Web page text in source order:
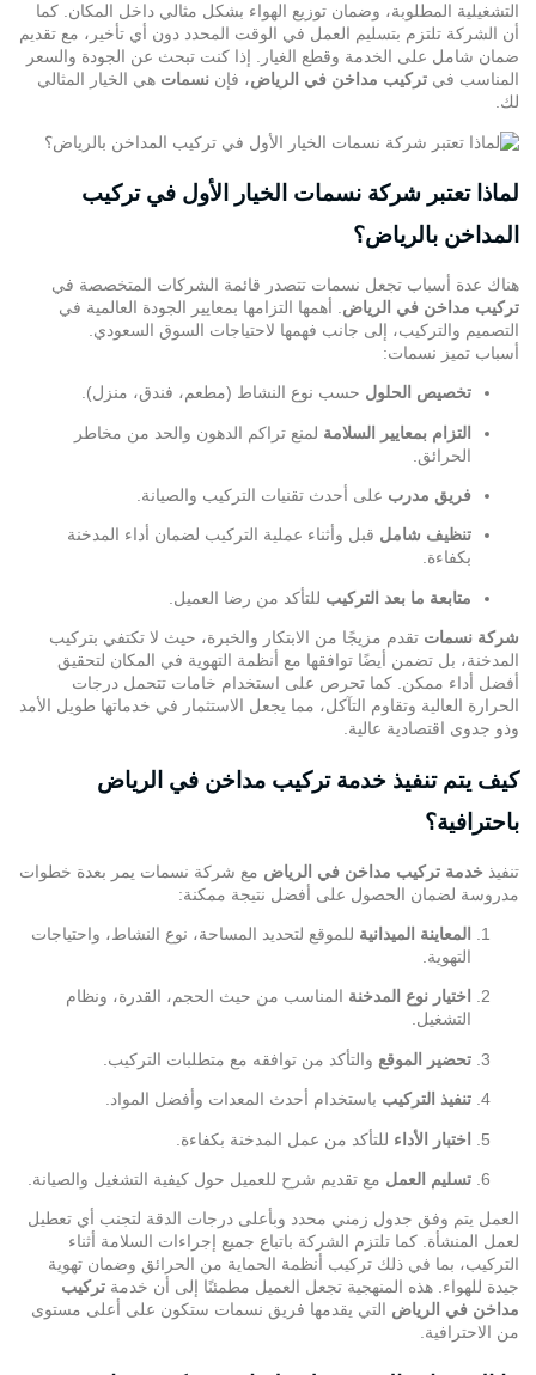
التشغيلية المطلوبة، وضمان توزيع الهواء بشكل مثالي داخل المكان. كما
أن الشركة تلتزم بتسليم العمل في الوقت المحدد دون أي تأخير، مع تقديم
ضمان شامل على الخدمة وقطع الغيار. إذا كنت تبحث عن الجودة والسعر
المناسب في تركيب مداخن في الرياض، فإن نسمات هي الخيار المثالي
لك.
لماذا تعتبر شركة نسمات الخيار الأول في تركيب
المداخن بالرياض؟
هناك عدة أسباب تجعل نسمات تتصدر قائمة الشركات المتخصصة في
تركيب مداخن في الرياض . أهمها التزامها بمعايير الجودة العالمية في
التصميم والتركيب، إلى جانب فهمها لاحتياجات السوق السعودي.
أسباب تميز نسمات:
تخصيص الحلول حسب نوع النشاط (مطعم، فندق، منزل).
التزام بمعايير السلامة لمنع تراكم الدهون والحد من مخاطر
الحرائق.
فريق مدرب على أحدث تقنيات التركيب والصيانة.
تنظيف شامل قبل وأثناء عملية التركيب لضمان أداء المدخنة
بكفاءة.
متابعة ما بعد التركيب للتأكد من رضا العميل.
شركة نسمات تقدم مزيجًا من الابتكار والخبرة، حيث لا تكتفي بتركيب
المدخنة، بل تضمن أيضًا توافقها مع أنظمة التهوية في المكان لتحقيق
أفضل أداء ممكن. كما تحرص على استخدام خامات تتحمل درجات
الحرارة العالية وتقاوم التآكل، مما يجعل الاستثمار في خدماتها طويل الأمد
وذو جدوى اقتصادية عالية.
كيف يتم تنفيذ خدمة تركيب مداخن في الرياض
باحترافية؟
تنفيذ خدمة تركيب مداخن في الرياض مع شركة نسمات يمر بعدة خطوات
مدروسة لضمان الحصول على أفضل نتيجة ممكنة:
المعاينة الميدانية للموقع لتحديد المساحة، نوع النشاط، واحتياجات
التهوية.
اختيار نوع المدخنة المناسب من حيث الحجم، القدرة، ونظام
التشغيل.
تحضير الموقع والتأكد من توافقه مع متطلبات التركيب.
تنفيذ التركيب باستخدام أحدث المعدات وأفضل المواد.
اختبار الأداء للتأكد من عمل المدخنة بكفاءة.
تسليم العمل مع تقديم شرح للعميل حول كيفية التشغيل والصيانة.
العمل يتم وفق جدول زمني محدد وبأعلى درجات الدقة لتجنب أي تعطيل
لعمل المنشأة. كما تلتزم الشركة باتباع جميع إجراءات السلامة أثناء
التركيب، بما في ذلك تركيب أنظمة الحماية من الحرائق وضمان تهوية
جيدة للهواء. هذه المنهجية تجعل العميل مطمئنًا إلى أن خدمة تركيب
مداخن في الرياض التي يقدمها فريق نسمات ستكون على أعلى مستوى
من الاحترافية.